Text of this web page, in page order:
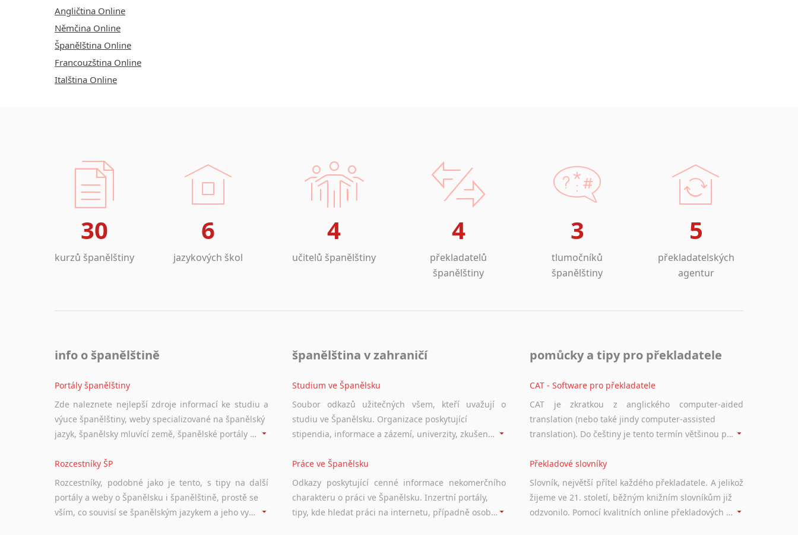
Angličtina Online
Němčina Online
Španělština Online
Francouzština Online
Italština Online
30
kurzů španělštiny
6
jazykových škol
4
učitelů španělštiny
4
překladatelů
španělštiny
3
tlumočníků
španělštiny
5
překladatelských
agentur
info o španělštině
Portály španělštiny
Zde naleznete nejlepší zdroje informací ke studiu a
výuce španělštiny, weby specializované na španělský
jazyk, španělsky mluvící země, španělské portály apod. Rubrika obsahuje zejména komplexní a maximálně kvalitní stránky využitelné ke studiu španělštiny.
Rozcestníky ŠP
Rozcestníky, podobné jako je tento, s tipy na další
portály a weby o Španělsku i španělštině, prostě se
vším, co souvisí se španělským jazykem a jeho využitím.
španělština v zahraničí
Studium ve Španělsku
Soubor odkazů užitečných všem, kteří uvažují o
studiu ve Španělsku. Organizace poskytující
stipendia, informace a zázemí, univerzity, zkušenosti studentů.
Práce ve Španělsku
Odkazy poskytující cenné informace nekomerčního
charakteru o práci ve Španělsku. Inzertní portály,
tipy, kde hledat práci na internetu, případně osobní zkušenosti a doporučení ostatních.
pomůcky a tipy pro překladatele
CAT - Software pro překladatele
CAT je zkratkou z anglického computer-aided
translation (nebo také jindy computer-assisted
translation). Do češtiny je tento termín většinou překládán jako počítačem podporovaný překlad či překlad podporovaný počítačem. Nástroje CAT ukládají překládané fráze a při dalším překladu vám je automaticky nabízejí, takže se již nemusíte zdržovat s jejich dalším překládáním.
Překladové slovníky
Slovník, největší přítel každého překladatele. A jelikož
žijeme ve 21. století, běžným knižním slovníkům již
odzvonilo. Pomocí kvalitních online překladových slovníků již nemusíte únavně listovat alfabetickým schématem uspořádání, stačí napsat vstupní frázi a dřív, než řeknete švec, vyskočí vám hledaný výraz.